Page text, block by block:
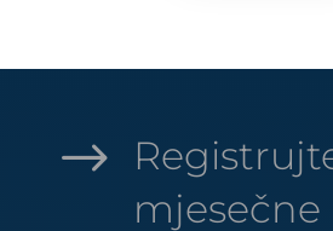
$
mjesečne